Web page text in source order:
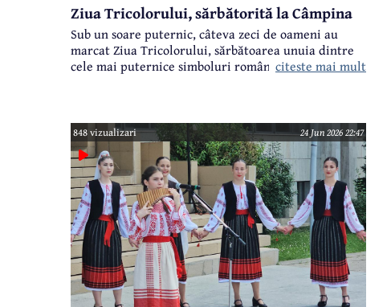
Ziua Tricolorului, sărbătorită la Câmpina
Sub un soare puternic, câteva zeci de oameni au
marcat Ziua Tricolorului, sărbătoarea unuia dintre
cele mai puternice simboluri românești.citeste mai mult
848 vizualizari 24 Jun 2026 22:47